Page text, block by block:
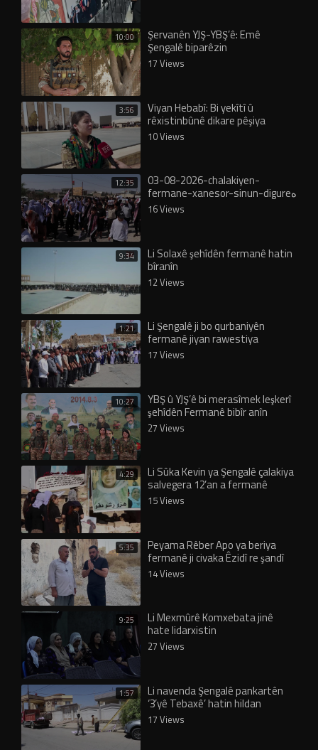
10:00 Şervanên YJŞ-YBŞ’ê: Emê
Şengalê biparêzin
17 Views
3:56 Viyan Hebabî: Bi yekîtî û
rêxistinbûnê dikare pêşiya
fermanê bê girtin
10 Views
12:35 03-08-2026-chalakiyen-
fermane-xanesor-sinun-digureە
16 Views
9:34 Li Solaxê şehîdên fermanê hatin
bîranîn
12 Views
1:21 Li Şengalê ji bo qurbaniyên
fermanê jiyan rawestiya
17 Views
10:27 YBŞ û YJŞ’ê bi merasîmek leşkerî
şehîdên Fermanê bibîr anîn
27 Views
4:29 Li Sûka Kevin ya Şengalê çalakiya
salvegera 12’an a fermanê
didome
15 Views
5:35 Peyama Rêber Apo ya beriya
fermanê ji civaka Êzidî re şandî
eşkere bû!
14 Views
9:25 Li Mexmûrê Komxebata jinê
hate lidarxistin
27 Views
1:57 Li navenda Şengalê pankartên
‘3’yê Tebaxê’ hatin hildan
17 Views